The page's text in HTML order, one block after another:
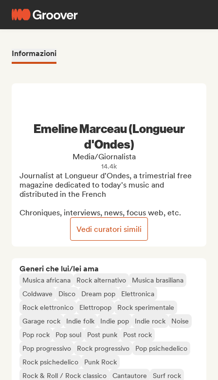
Informazioni
Generi che lui/lei ama
Musica africana Rock alternativo
Musica brasiliana
Coldwave
Disco Dream pop
Elettronica
Rock elettronico
Elettropop
Rock sperimentale
Garage rock
Indie folk Indie pop Indie rock
Noise
Pop rock
Pop soul Post punk
Post rock
Pop progressivo
Rock progressivo
Pop psichedelico
Rock psichedelico
Punk Rock
Rock & Roll / Rock classico
Cantautore
Surf rock
Emeline Marceau (Longueur
d'Ondes)
Media/Giornalista
14.4k
Journalist at Longueur d'Ondes, a trimestrial free
magazine dedicated to today's music and
distributed in the French
Chroniques, interviews, news, focus web, etc.
Vedi curatori simili